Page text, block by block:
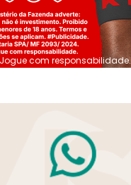
Jogue com responsabilidade.